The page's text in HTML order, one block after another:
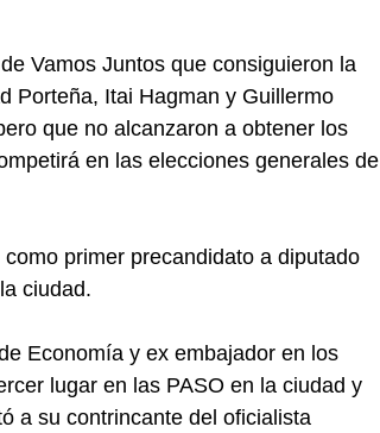
Vamos Juntos que consiguieron la
Porteña, Itai Hagman y Guillermo
que no alcanzaron a obtener los
en las elecciones generales de
primer precandidato a diputado
ciudad.
Economía y ex embajador en los
lugar en las PASO en la ciudad y
a su contrincante del oficialista